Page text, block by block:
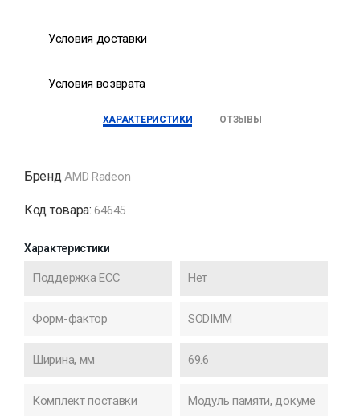
Условия доставки
Условия возврата
ХАРАКТЕРИСТИКИ ОТЗЫВЫ
Бренд AMD Radeon
Код товара: 64645
Характеристики
Поддержка ECC Нет
Форм-фактор SODIMM
Ширина, мм 69.6
Комплект поставки
Модуль памяти, докуме